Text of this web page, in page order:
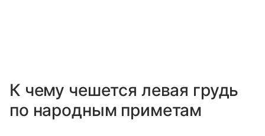
К чему чешется левая грудь
по народным приметам